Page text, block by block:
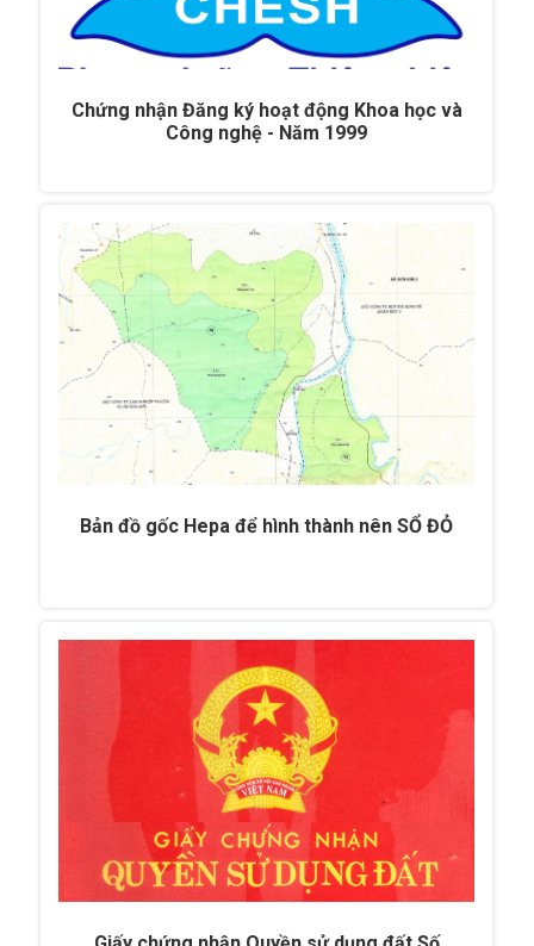
Chứng nhận Đăng ký hoạt động Khoa học và
Công nghệ - Năm 1999
Bản đồ gốc Hepa để hình thành nên SỔ ĐỎ